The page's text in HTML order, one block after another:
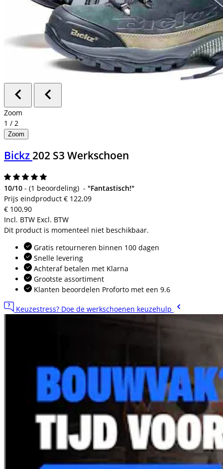
Zoom
1 / 2
Zoom
Bickz 202 S3 Werkschoen
10/10 - (1 beoordeling) - "Fantastisch!"
Prijs eindproduct € 122,09
€ 100,90
Incl. BTW Excl. BTW
Dit product is momenteel niet beschikbaar.
Gratis retourneren binnen 100 dagen
Snelle levering
Achteraf betalen met Klarna
Grootste assortiment
Klanten beoordelen Proforto met een 9.6
Keuzestress? Doe de werkschoenen keuzehulp